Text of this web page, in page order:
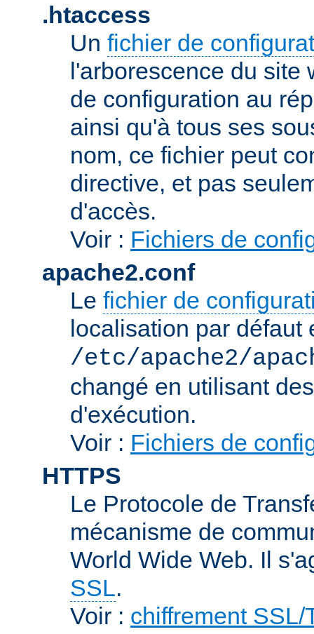
.htaccess
Un fichier de
l'arborescence du
de configuration au
ainsi qu'à tous ses
nom, ce fichier peut
directive, et pas
d'accès.
Voir : Fichiers de
apache2.conf
Le fichier de
localisation par défaut
/etc/apache2/
changé en utilisant
d'exécution.
Voir : Fichiers de
HTTPS
Le Protocole de
mécanisme de
World Wide Web. Il
SSL.
Voir : chiffrement SSL/